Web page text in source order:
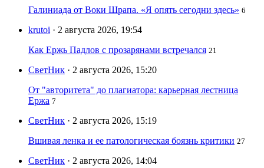
Галиниада от Воки Шрапа. «Я опять сегодни здесь» 6
krutoi · 2 августа 2026, 19:54
Как Ержь Падлов с прозарянами встречался 21
СветНик · 2 августа 2026, 15:20
От "авторитета" до плагиатора: карьерная лестница
Ержа 7
СветНик · 2 августа 2026, 15:19
Вшивая ленка и ее патологическая боязнь критики 27
СветНик · 2 августа 2026, 14:04